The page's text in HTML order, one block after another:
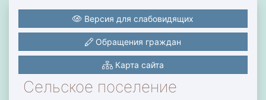
Сельское поселение
Версия для слабовидящих
Обращения граждан
Карта сайта